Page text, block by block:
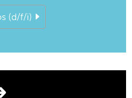
(d/f/i)